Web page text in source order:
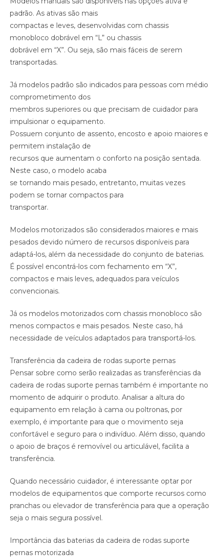
padrão. As ativas são mais
compactas e leves, desenvolvidas com chassis
monobloco dobrável em “L” ou chassis
dobrável em “X”. Ou seja, são mais fáceis de serem
transportadas.
Já modelos padrão são indicados para pessoas com médio
comprometimento dos
membros superiores ou que precisam de cuidador para
impulsionar o equipamento.
Possuem conjunto de assento, encosto e apoio maiores e
permitem instalação de
recursos que aumentam o conforto na posição sentada.
Neste caso, o modelo acaba
se tornando mais pesado, entretanto, muitas vezes
podem se tornar compactos para
transportar.
Modelos motorizados são considerados maiores e mais
pesados devido número de recursos disponíveis para
adaptá-los, além da necessidade do conjunto de baterias.
É possível encontrá-los com fechamento em “X”,
compactos e mais leves, adequados para veículos
convencionais.
Já os modelos motorizados com chassis monobloco são
menos compactos e mais pesados. Neste caso, há
necessidade de veículos adaptados para transportá-los.
Transferência da cadeira de rodas suporte pernas
Pensar sobre como serão realizadas as transferências da
cadeira de rodas suporte pernas também é importante no
momento de adquirir o produto. Analisar a altura do
equipamento em relação à cama ou poltronas, por
exemplo, é importante para que o movimento seja
confortável e seguro para o indivíduo. Além disso, quando
o apoio de braços é removível ou articulável, facilita a
transferência.
Quando necessário cuidador, é interessante optar por
modelos de equipamentos que comporte recursos como
pranchas ou elevador de transferência para que a operação
seja o mais segura possível.
Importância das baterias da cadeira de rodas suporte
pernas motorizada